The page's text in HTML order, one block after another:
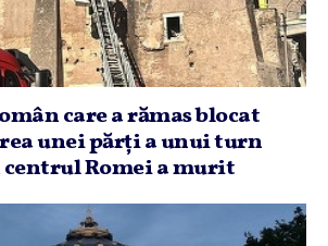
care a rămas blocat
unei părţi a unui turn
Romei a murit